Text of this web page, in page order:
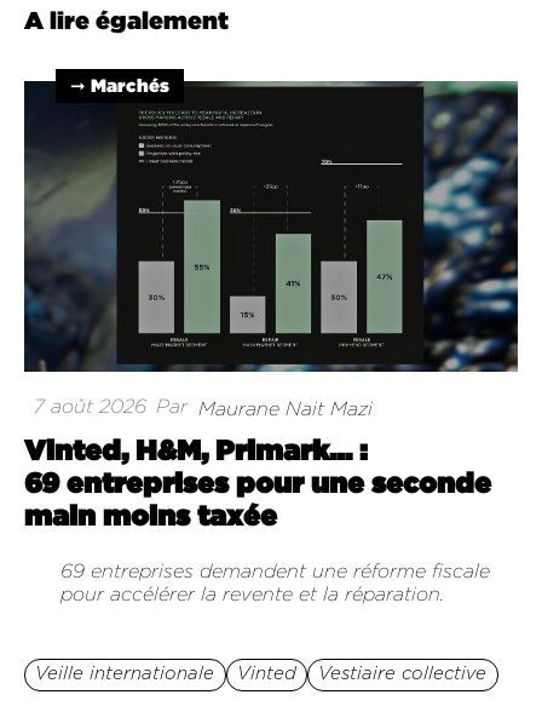
A lire également
➞ Marchés
7 août 2026 Par Maurane Nait Mazi
Vinted, H&M, Primark… :
69 entreprises pour une seconde
main moins taxée
69 entreprises demandent une réforme fiscale
pour accélérer la revente et la réparation.
Veille internationale Vinted Vestiaire collective